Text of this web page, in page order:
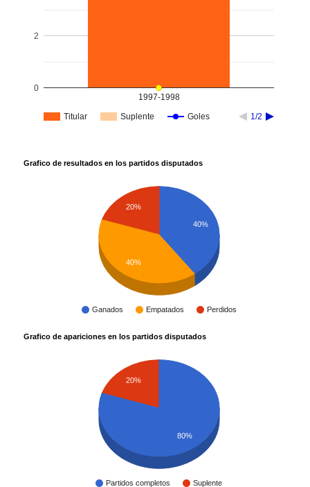
Titular Suplente Goles 1/2
1997-1998
0
2
Grafico de resultados en los partidos disputados
Ganados Empatados Perdidos
40%
20%
40%
Grafico de apariciones en los partidos disputados
Partidos completos Suplente
20%
80%